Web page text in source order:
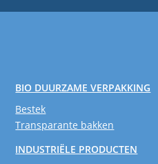
BIO DUURZAME VERPAKKING
Bestek
Transparante bakken
INDUSTRIËLE PRODUCTEN